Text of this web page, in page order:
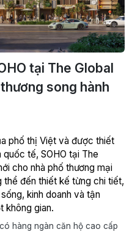
tại The Global
song hành
phố thị Việt và được thiết
tế, SOHO tại The
cho nhà phố thương mại
đến thiết kế từng chi tiết,
kinh doanh và tận
không gian.
hàng ngàn căn hộ cao cấp